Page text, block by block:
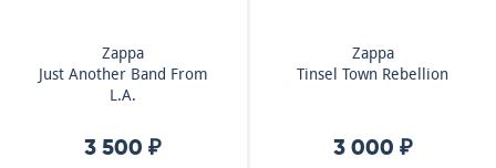
Zappa
Just Another Band From
L.A.
3 500 ₽
Zappa
Tinsel Town Rebellion
3 000 ₽